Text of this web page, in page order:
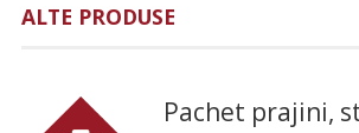
ALTE PRODUSE
Pachet prajini,